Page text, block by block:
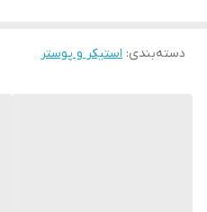
آرامش‌بخش و متفاوت ببخشید.
دسته‌بندی: استیکر و پوستر